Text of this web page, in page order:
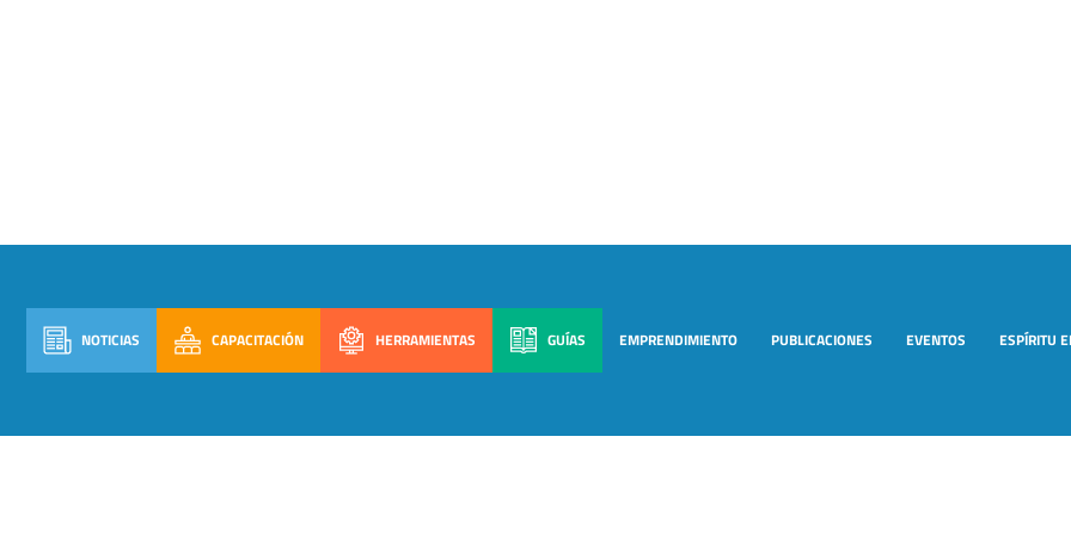
NOTICIAS CAPACITACIÓN HERRAMIENTAS GUÍAS EMPRENDIMIENTO PUBLICACIONES EVENTOS ESPÍRITU